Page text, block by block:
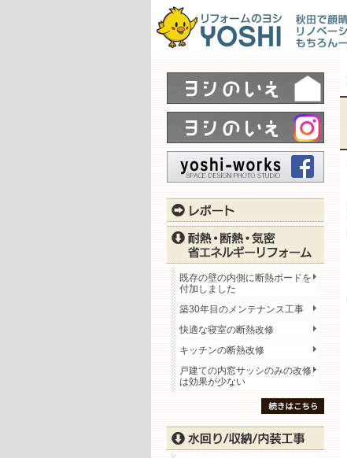
既存の壁の内側に断熱ボードを
付加しました
築30年目のメンテナンス工事
快適な寝室の断熱改修
キッチンの断熱改修
戸建ての内窓サッシのみの改修
は効果が少ない